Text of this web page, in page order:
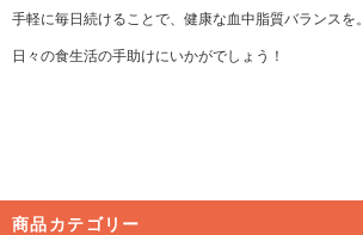
手軽に毎日続けることで、健康な血中脂質バランスを。
日々の食生活の手助けにいかがでしょう！
商品カテゴリー